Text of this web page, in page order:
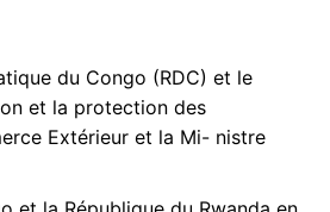
du Congo (RDC) et le
et la protection des
Extérieur et la Mi- nistre